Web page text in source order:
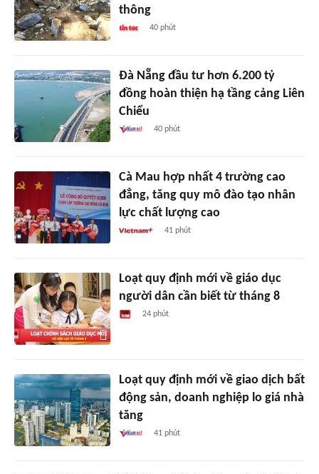
thông
40 phút
Đà Nẵng đầu tư hơn 6.200 tỷ
đồng hoàn thiện hạ tầng cảng Liên
Chiểu
40 phút
Cà Mau hợp nhất 4 trường cao
đẳng, tăng quy mô đào tạo nhân
lực chất lượng cao
41 phút
Loạt quy định mới về giáo dục
người dân cần biết từ tháng 8
24 phút
Loạt quy định mới về giao dịch bất
động sản, doanh nghiệp lo giá nhà
tăng
41 phút